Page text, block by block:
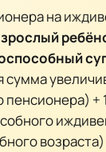
на
пенсионера) +